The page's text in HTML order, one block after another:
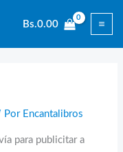
Bs.0.00
Por Encantalibros
para publicitar a